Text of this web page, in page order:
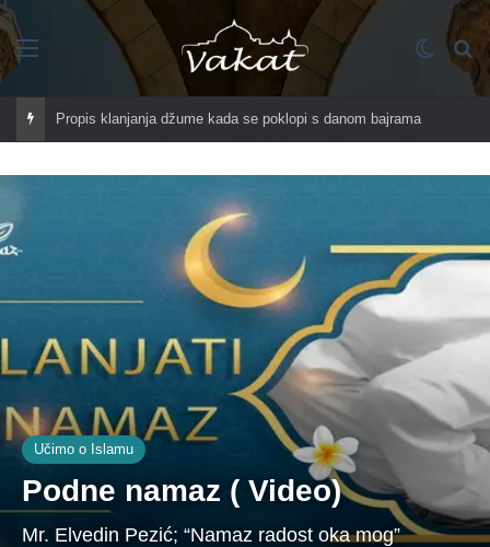
Propis klanjanja džume kada se poklopi s danom bajrama
Učimo o Islamu
Podne namaz ( Video)
Mr. Elvedin Pezić; “Namaz radost oka mog”